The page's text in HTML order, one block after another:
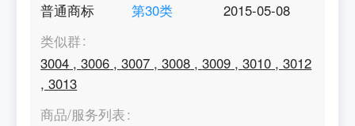
普通商标
第30类
2015-05-08
类似群
3004 ,3006 ,3007 ,3008 ,3009 ,3010 ,3012
,3013
商品/服务列表